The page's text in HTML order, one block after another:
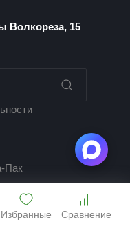
Волкореза, 15
Пак
Избранные Сравнение